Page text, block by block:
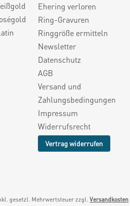
Ehering verloren
Ring-Gravuren
Ringgröße ermitteln
Newsletter
Datenschutz
AGB
Versand und
Zahlungsbedingungen
Impressum
Widerrufsrecht
Vertrag widerrufen
gesetzl. Mehrwertsteuer zzgl. Versandkosten